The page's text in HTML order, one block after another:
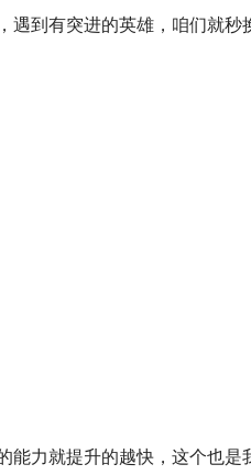
遇到有突进的英雄，咱们就秒
能力就提升的越快，这个也是